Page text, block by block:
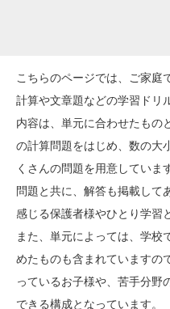
こちらのページでは、ご家庭
計算や文章題などの学習ドリ
内容は、単元に合わせたもの
の計算問題をはじめ、数の大
くさんの問題を用意していま
問題と共に、解答も掲載して
感じる保護者様やひとり学習
また、単元によっては、学校
めたものも含まれていますの
っているお子様や、苦手分野
できる構成となっています。